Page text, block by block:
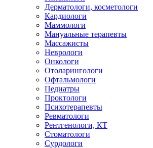
Дерматологи, косметологи
Кардиологи
Маммологи
Мануальные терапевты
Массажисты
Неврологи
Онкологи
Отоларингологи
Офтальмологи
Педиатры
Проктологи
Психотерапевты
Ревматологи
Рентгенологи, КТ
Стоматологи
Сурдологи